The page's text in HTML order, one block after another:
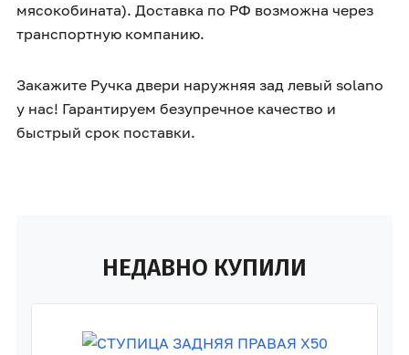
мясокобината). Доставка по РФ возможна через
транспортную компанию.
Закажите Ручка двери наружняя зад левый solano
у нас! Гарантируем безупречное качество и
быстрый срок поставки.
НЕДАВНО КУПИЛИ